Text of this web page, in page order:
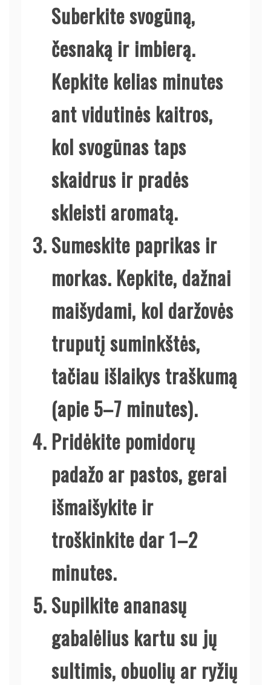
Suberkite svogūną,
česnaką ir imbierą.
Kepkite kelias minutes
ant vidutinės kaitros,
kol svogūnas taps
skaidrus ir pradės
skleisti aromatą.
Sumeskite paprikas ir
morkas. Kepkite, dažnai
maišydami, kol daržovės
truputį suminkštės,
tačiau išlaikys traškumą
(apie 5–7 minutes).
Pridėkite pomidorų
padažo ar pastos, gerai
išmaišykite ir
troškinkite dar 1–2
minutes.
Supilkite ananasų
gabalėlius kartu su jų
sultimis, obuolių ar ryžių